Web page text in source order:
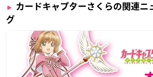
カードキャプターさくらの関連ニ
グ